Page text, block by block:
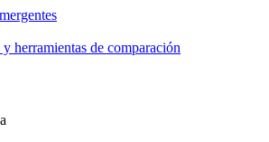
herramientas de comparación